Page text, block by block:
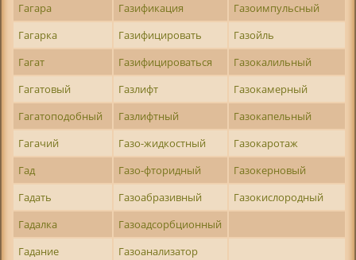
Гагара
Газификация
Газоимпульсный
Гагарка
Газифицировать
Газойль
Гагат
Газифицироваться
Газокалильный
Гагатовый
Газлифт
Газокамерный
Гагатоподобный
Газлифтный
Газокапельный
Гагачий
Газо-жидкостный
Газокаротаж
Гад
Газо-фторидный
Газокерновый
Гадать
Газоабразивный
Газокислородный
Гадалка
Газоадсорбционный
Гадание
Газоанализатор